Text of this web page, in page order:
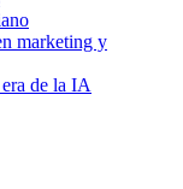
marketing y
de la IA